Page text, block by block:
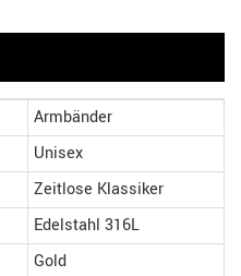
Armbänder
Unisex
Zeitlose Klassiker
Edelstahl 316L
Gold